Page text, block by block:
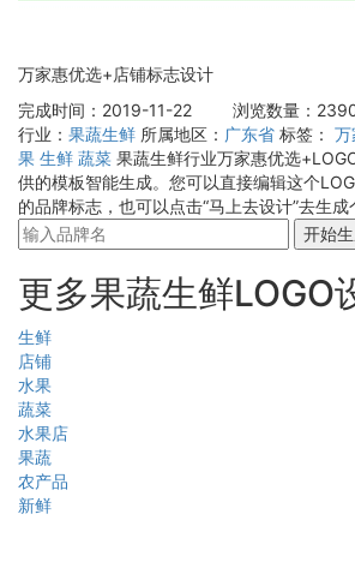
万家惠优选+店铺标志设计
完成时间：2019-11-22
浏览数量：
行业： 果蔬生鲜 所属地区： 广东省 标签： 万
果 生鲜 蔬菜 果蔬生鲜行业万家惠优选
供的模板智能生成。您可以直接编辑这个
的品牌标志，也可以点击“马上去设计”去生成
开始
更多果蔬生鲜LOGO
生鲜
店铺
水果
蔬菜
水果店
果蔬
农产品
新鲜